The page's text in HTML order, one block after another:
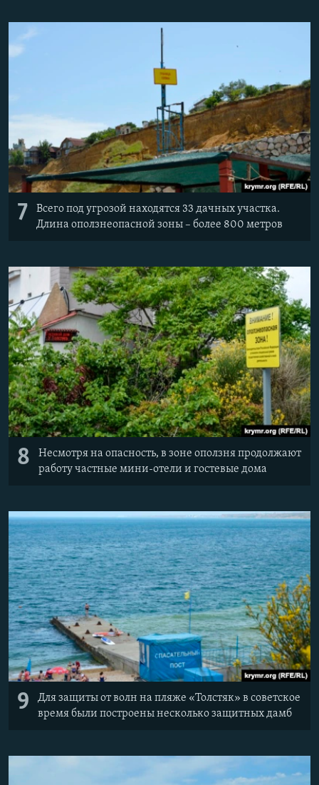
7
Всего под угрозой находятся 33 дачных участка.
Длина оползнеопасной зоны – более 800 метров
8
Несмотря на опасность, в зоне оползня продолжают
работу частные мини-отели и гостевые дома
9
Для защиты от волн на пляже «Толстяк» в советское
время были построены несколько защитных дамб